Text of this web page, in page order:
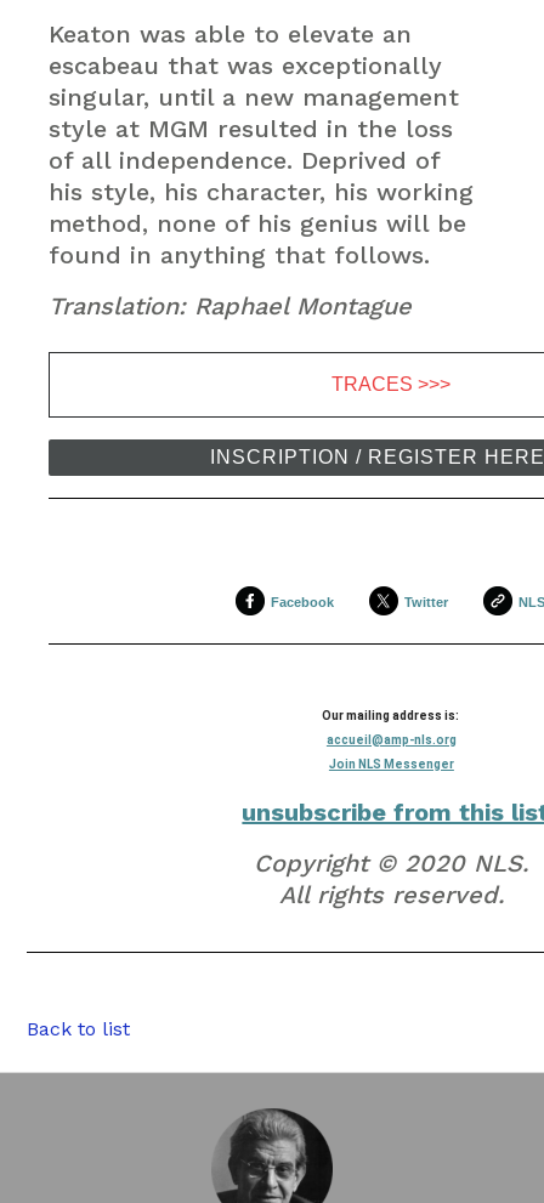
Keaton was able to elevate an
escabeau that was exceptionally
singular, until a new management
style at MGM resulted in the loss
of all independence. Deprived of
his style, his character, his working
method, none of his genius will be
found in anything that follows.
Translation: Raphael Montague
TRACES >>>
INSCRIPTION / REGISTER
Facebook Twitter
Our mailing address is:
accueil@amp-nls.org
Join NLS Messenger
unsubscribe from this
Copyright © 2020 NLS.
All rights reserved.
Back to list